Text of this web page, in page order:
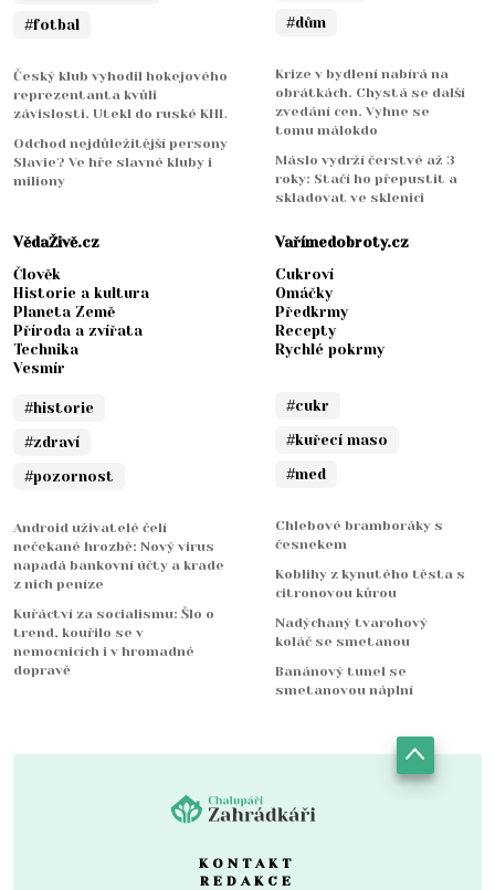
#fotbal
Český klub vyhodil hokejového
reprezentanta kvůli
závislosti. Utekl do ruské KHL
Odchod nejdůležitější persony
Slavie? Ve hře slavné kluby i
miliony
#dům
Krize v bydlení nabírá na
obrátkách. Chystá se další
zvedání cen. Vyhne se
tomu málokdo
Máslo vydrží čerstvé až 3
roky: Stačí ho přepustit a
skladovat ve sklenici
VědaŽivě.cz
Člověk
Historie a kultura
Planeta Země
Příroda a zvířata
Technika
Vesmír
#historie
#zdraví
#pozornost
Android uživatelé čelí
nečekané hrozbě: Nový virus
napadá bankovní účty a krade
z nich peníze
Kuřáctví za socialismu: Šlo o
trend, kouřilo se v
nemocnicích i v hromadné
dopravě
Vařímedobroty.cz
Cukroví
Omáčky
Předkrmy
Recepty
Rychlé pokrmy
#cukr
#kuřecí maso
#med
Chlebové bramboráky s
česnekem
Koblihy z kynutého těsta s
citronovou kůrou
Nadýchaný tvarohový
koláč se smetanou
Banánový tunel se
smetanovou náplní
KONTAKT
REDAKCE